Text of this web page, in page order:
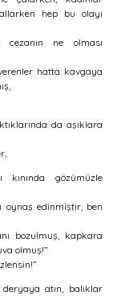
hep bu olayı
cezanın ne olması
hatta kavgaya
da aşıklara
kınında gözümüzle
olmuş!”